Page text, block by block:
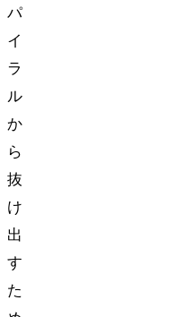
パ
イ
ラ
ル
か
ら
抜
け
出
す
た